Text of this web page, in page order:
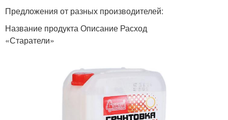
Предложения от разных производителей:
Название продукта Описание Расход
«Старатели»